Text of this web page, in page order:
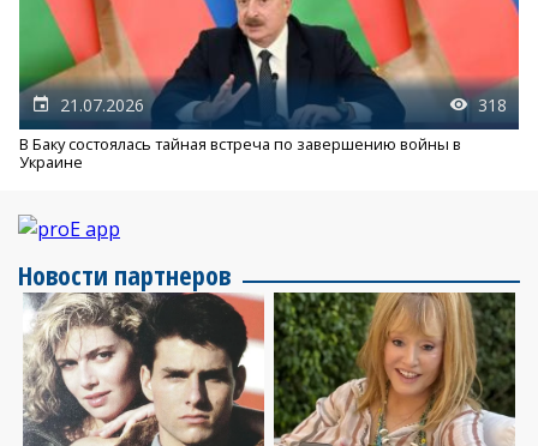
21.07.2026 318
В Баку состоялась тайная встреча по завершению войны в
Украине
Новости партнеров